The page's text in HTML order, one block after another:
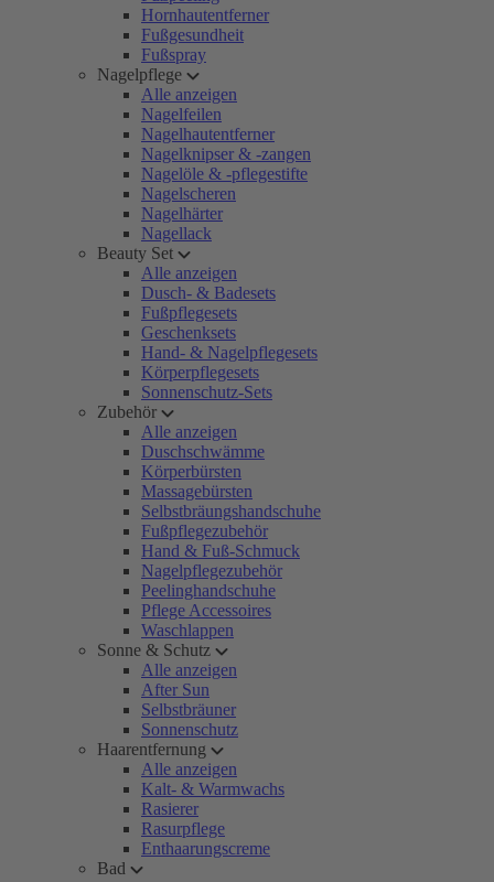
Hornhautentferner
Fußgesundheit
Fußspray
Nagelpflege
Alle anzeigen
Nagelfeilen
Nagelhautentferner
Nagelknipser & -zangen
Nagelöle & -pflegestifte
Nagelscheren
Nagelhärter
Nagellack
Beauty Set
Alle anzeigen
Dusch- & Badesets
Fußpflegesets
Geschenksets
Hand- & Nagelpflegesets
Körperpflegesets
Sonnenschutz-Sets
Zubehör
Alle anzeigen
Duschschwämme
Körperbürsten
Massagebürsten
Selbstbräungshandschuhe
Fußpflegezubehör
Hand & Fuß-Schmuck
Nagelpflegezubehör
Peelinghandschuhe
Pflege Accessoires
Waschlappen
Sonne & Schutz
Alle anzeigen
After Sun
Selbstbräuner
Sonnenschutz
Haarentfernung
Alle anzeigen
Kalt- & Warmwachs
Rasierer
Rasurpflege
Enthaarungscreme
Bad